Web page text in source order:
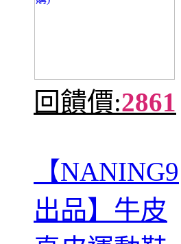
回饋價:2861
【NANING9
出品】牛皮